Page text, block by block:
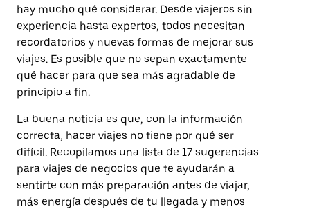
hay mucho qué considerar. Desde viajeros sin
experiencia hasta expertos, todos necesitan
recordatorios y nuevas formas de mejorar sus
viajes. Es posible que no sepan exactamente
qué hacer para que sea más agradable de
principio a fin.
La buena noticia es que, con la información
correcta, hacer viajes no tiene por qué ser
difícil. Recopilamos una lista de 17 sugerencias
para viajes de negocios que te ayudarán a
sentirte con más preparación antes de viajar,
más energía después de tu llegada y menos